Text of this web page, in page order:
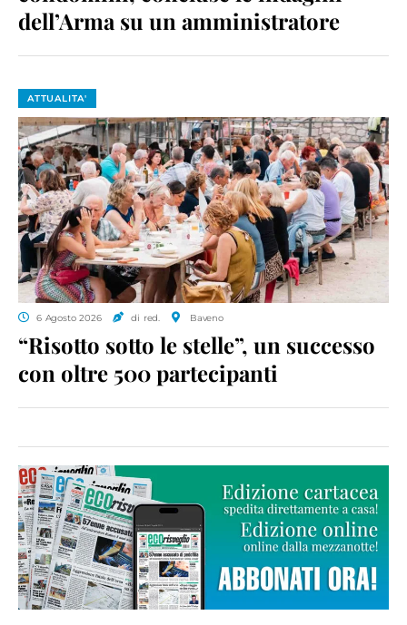
dell’Arma su un amministratore
ATTUALITA'
6 Agosto 2026 di red. Baveno
“Risotto sotto le stelle”, un successo
con oltre 500 partecipanti